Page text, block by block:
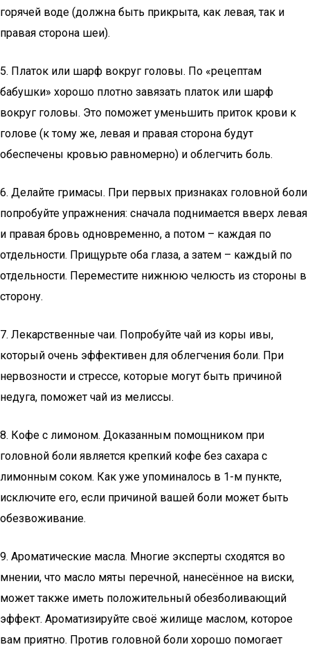
горячей воде (должна быть прикрыта, как левая, так и
правая сторона шеи).
5. Платок или шарф вокруг головы. По «рецептам
бабушки» хорошо плотно завязать платок или шарф
вокруг головы. Это поможет уменьшить приток крови к
голове (к тому же, левая и правая сторона будут
обеспечены кровью равномерно) и облегчить боль.
6. Делайте гримасы. При первых признаках головной боли
попробуйте упражнения: сначала поднимается вверх левая
и правая бровь одновременно, а потом – каждая по
отдельности. Прищурьте оба глаза, а затем – каждый по
отдельности. Переместите нижнюю челюсть из стороны в
сторону.
7. Лекарственные чаи. Попробуйте чай из коры ивы,
который очень эффективен для облегчения боли. При
нервозности и стрессе, которые могут быть причиной
недуга, поможет чай из мелиссы.
8. Кофе с лимоном. Доказанным помощником при
головной боли является крепкий кофе без сахара с
лимонным соком. Как уже упоминалось в 1-м пункте,
исключите его, если причиной вашей боли может быть
обезвоживание.
9. Ароматические масла. Многие эксперты сходятся во
мнении, что масло мяты перечной, нанесённое на виски,
может также иметь положительный обезболивающий
эффект. Ароматизируйте своё жилище маслом, которое
вам приятно. Против головной боли хорошо помогает